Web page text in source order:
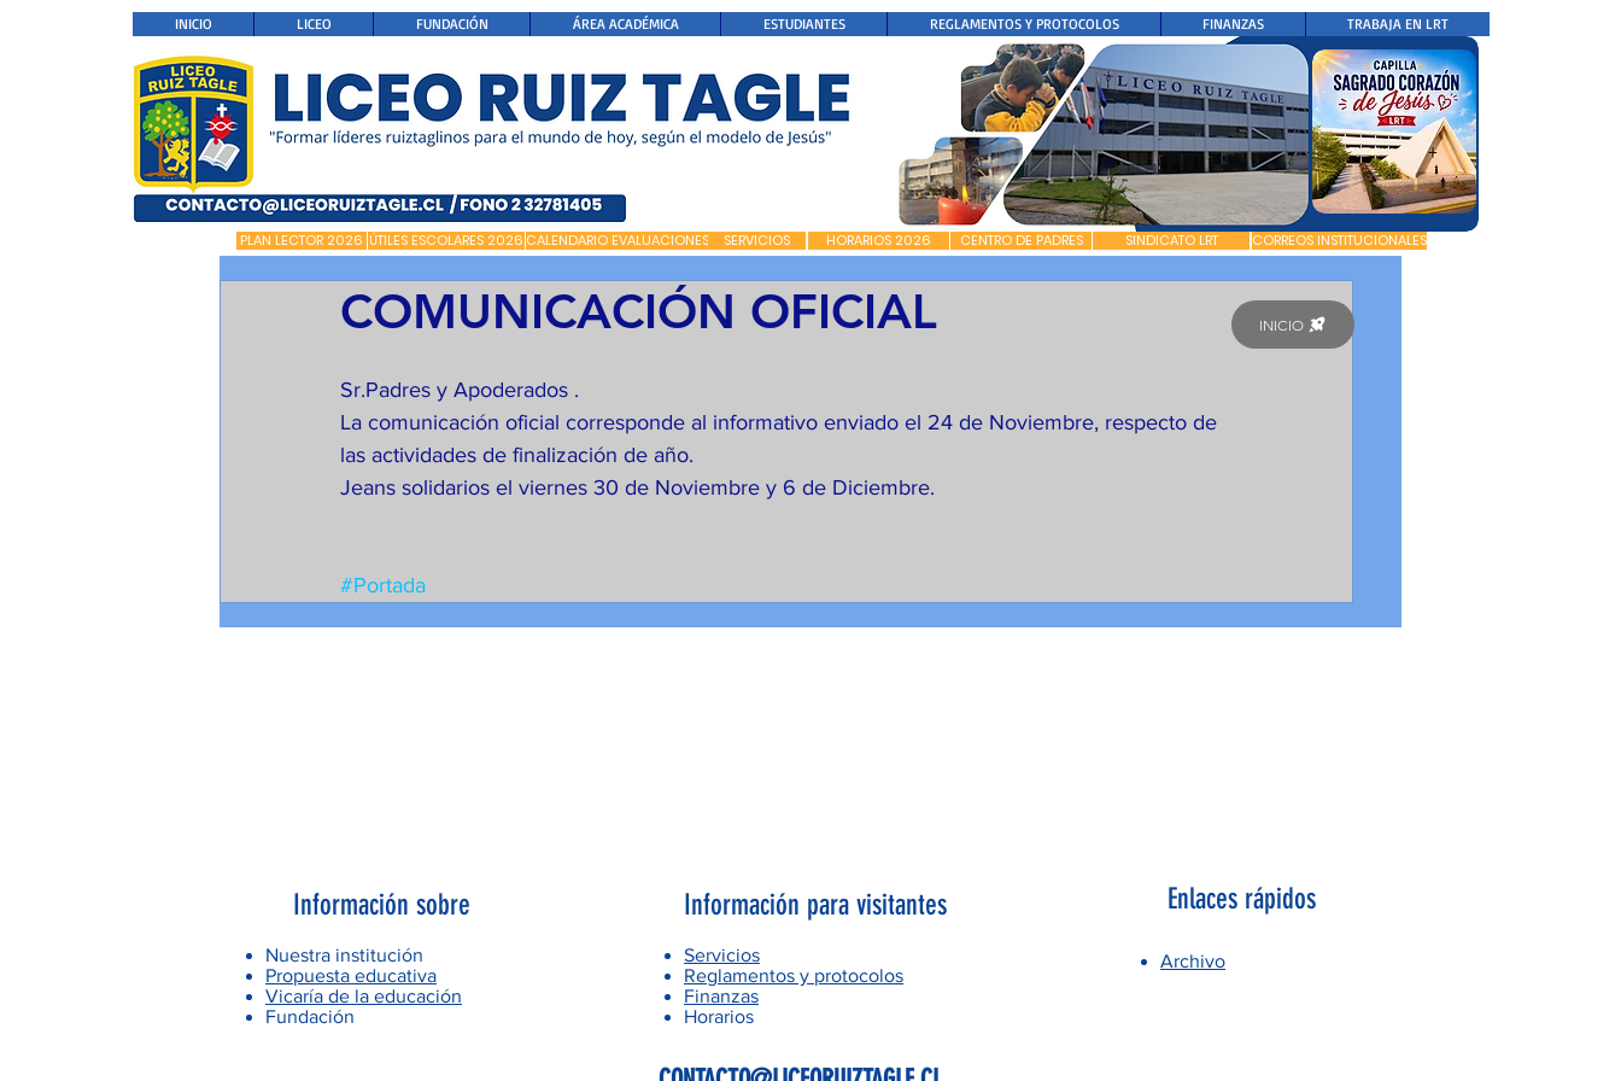
INICIO LICEO FUNDACIÓN ÁREA ACADÉMICA ESTUDIANTES REGLAMENTOS Y PROTOCOLOS FINANZAS TRABAJA EN LRT
PLAN LECTOR 2026 ÚTILES ESCOLARES 2026 CALENDARIO EVALUACIONES SERVICIOS HORARIOS 2026 CENTRO DE PADRES SINDICATO LRT CORREOS INSTITUCIONALES
COMUNICACIÓN OFICIAL
Sr.Padres y Apoderados .
La comunicación oficial corresponde al informativo enviado el 24 de Noviembre, respecto de
las actividades de finalización de año.
Jeans solidarios el viernes 30 de Noviembre y 6 de Diciembre.
#Portada
INICIO
Información sobre
Nuestra institución
Propuesta educativa
Vicaría de la educación
Fundación
Información para visitantes
Servicios
Reglamentos y protocolos
Finanzas
Horarios
Enlaces rápidos
Archivo